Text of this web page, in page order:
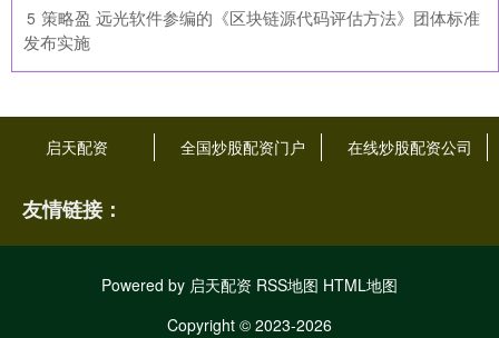
5 ​策略盈 远光软件参编的《区块链源代码评估方法》团体标准
发布实施
启天配资 全国炒股配资门户 在线炒股配资公司
友情链接：
Powered by 启天配资 RSS地图 HTML地图
Copyright © 2023-2026